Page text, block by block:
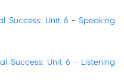
Success: Unit 6 - Speaking
Success: Unit 6 - Listening